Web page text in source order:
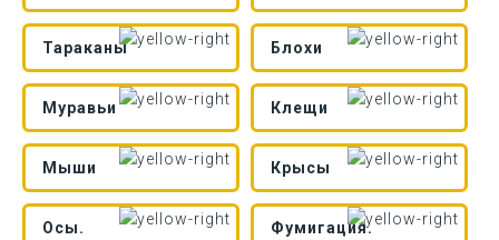
Тараканы Блохи
Муравьи Клещи
Мыши Крысы
Осы. Фумигация.